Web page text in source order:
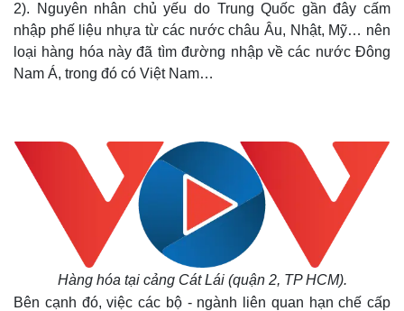
2). Nguyên nhân chủ yếu do Trung Quốc gần đây cấm
nhập phế liệu nhựa từ các nước châu Âu, Nhật, Mỹ… nên
loại hàng hóa này đã tìm đường nhập về các nước Đông
Nam Á, trong đó có Việt Nam…
Hàng hóa tại cảng Cát Lái (quận 2, TP HCM).
Bên cạnh đó, việc các bộ - ngành liên quan hạn chế cấp